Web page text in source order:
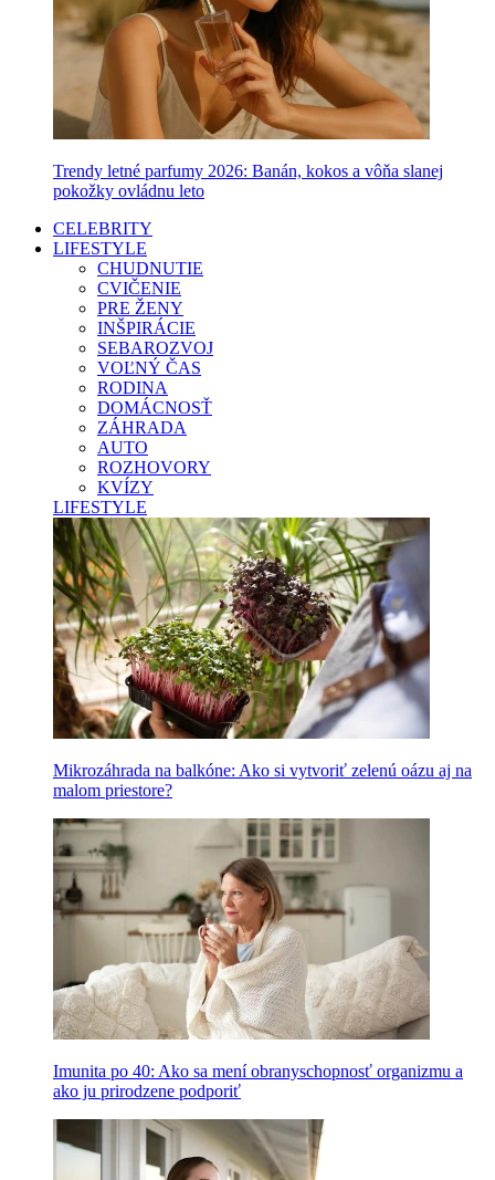
Trendy letné parfumy 2026: Banán, kokos a vôňa slanej
pokožky ovládnu leto
CELEBRITY
LIFESTYLE
CHUDNUTIE
CVIČENIE
PRE ŽENY
INŠPIRÁCIE
SEBAROZVOJ
VOĽNÝ ČAS
RODINA
DOMÁCNOSŤ
ZÁHRADA
AUTO
ROZHOVORY
KVÍZY
LIFESTYLE
Mikrozáhrada na balkóne: Ako si vytvoriť zelenú oázu aj na
malom priestore?
Imunita po 40: Ako sa mení obranyschopnosť organizmu a
ako ju prirodzene podporiť